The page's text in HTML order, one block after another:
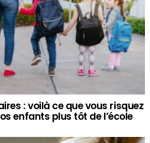
: voilà ce que vous risquez
enfants plus tôt de l’école